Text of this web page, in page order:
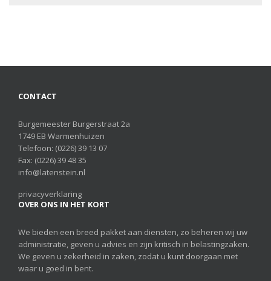
CONTACT
Burgemeester Burgerstraat 2a
1749 EB Warmenhuizen
Telefoon: (0226) 39 13 07
Fax: (0226) 39 48 35
info@latenstein.nl
privacyverklaring
OVER ONS IN HET KORT
We bieden een breed pakket aan diensten, zo beheren wij uw
administratie, geven u advies en zijn kritisch in belastingzaken.
We geven u zekerheid in zaken, zodat u kunt doorgaan met
waar u goed in bent.